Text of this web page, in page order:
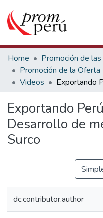
Communities & Collections
All of DSpace
Statistics
Home
Videos
Exportando
Desarrollo de
Surco
dc.contributor.author